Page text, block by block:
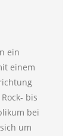
ein
einem
bis
bei
um